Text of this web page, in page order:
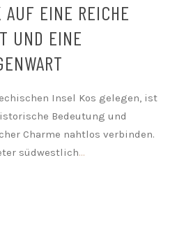
EINE REICHE
UND EINE
Insel Kos gelegen, ist
Bedeutung und
Charme nahtlos verbinden.
südwestlich...